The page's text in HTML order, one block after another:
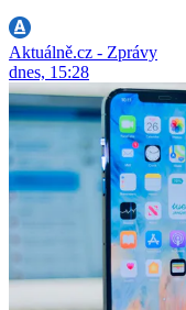
Aktuálně.cz - Zprávy
dnes, 15:28